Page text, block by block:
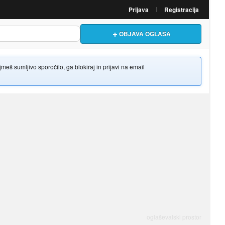
Prijava Registracija
OBJAVA OGLASA
sumljivo sporočilo, ga blokiraj in prijavi na email